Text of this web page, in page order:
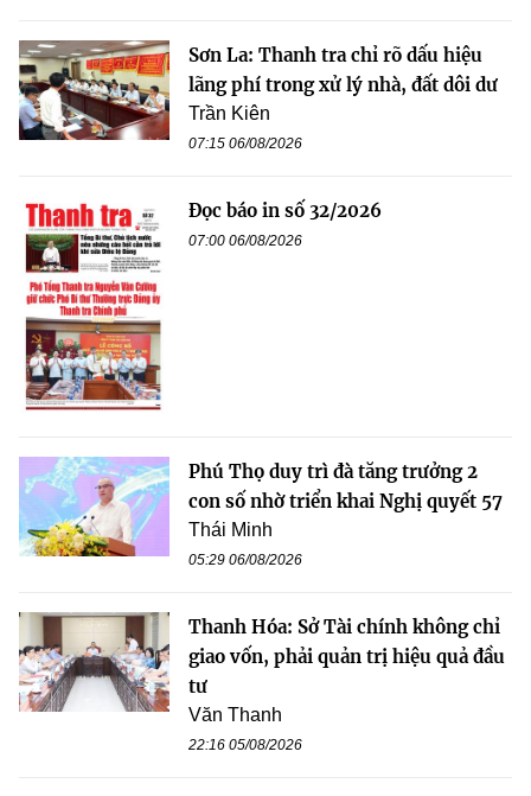
Sơn La: Thanh tra chỉ rõ dấu hiệu
lãng phí trong xử lý nhà, đất dôi dư
Trần Kiên
07:15 06/08/2026
Đọc báo in số 32/2026
07:00 06/08/2026
Phú Thọ duy trì đà tăng trưởng 2
con số nhờ triển khai Nghị quyết 57
Thái Minh
05:29 06/08/2026
Thanh Hóa: Sở Tài chính không chỉ
giao vốn, phải quản trị hiệu quả đầu
tư
Văn Thanh
22:16 05/08/2026